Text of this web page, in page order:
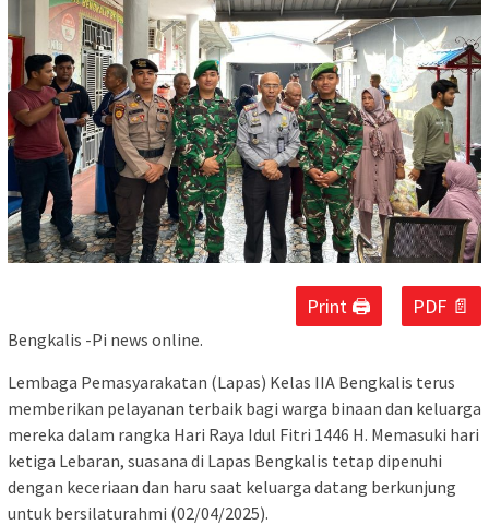
Print 🖨 PDF 📄
Bengkalis -Pi news online.
Lembaga Pemasyarakatan (Lapas) Kelas IIA Bengkalis terus
memberikan pelayanan terbaik bagi warga binaan dan keluarga
mereka dalam rangka Hari Raya Idul Fitri 1446 H. Memasuki hari
ketiga Lebaran, suasana di Lapas Bengkalis tetap dipenuhi
dengan keceriaan dan haru saat keluarga datang berkunjung
untuk bersilaturahmi (02/04/2025).